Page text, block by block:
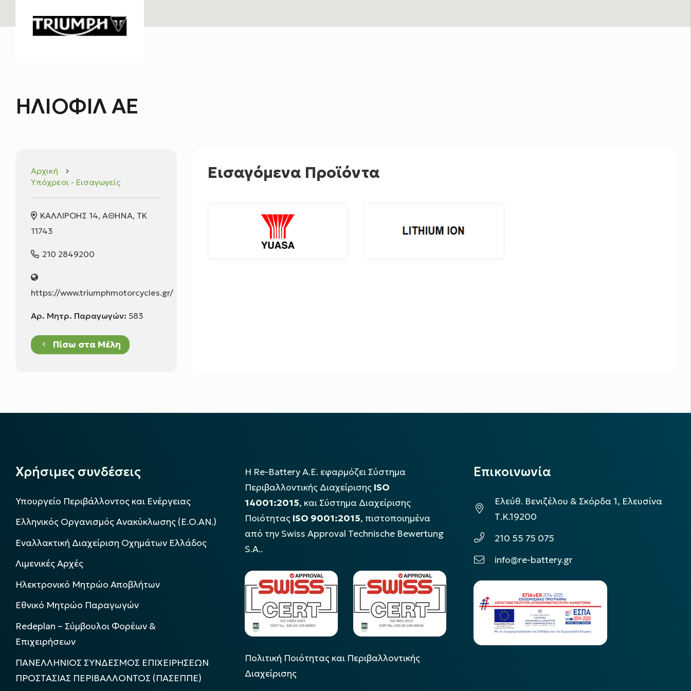
ΗΛΙΟΦΙΛ ΑΕ
Αρχική keyboard_arrow_right
Υπόχρεοι - Εισαγωγείς
ΚΑΛΛΙΡΟΗΣ 14, ΑΘΗΝΑ, ΤΚ
11743
210 2849200
https://www.triumphmotorcycles.gr/
Αρ. Μητρ. Παραγωγών: 583
keyboard_arrow_left Πίσω στα Μέλη
Εισαγόμενα Προϊόντα
Χρήσιμες συνδέσεις
Υπουργείο Περιβάλλοντος και Ενέργειας
Ελληνικός Οργανισμός Ανακύκλωσης (Ε.Ο.ΑΝ.)
Εναλλακτική Διαχείριση Οχημάτων Ελλάδος
Λιμενικές Αρχές
Ηλεκτρονικό Μητρώο Αποβλήτων
Εθνικό Μητρώο Παραγωγών
Redeplan – Σύμβουλοι Φορέων &
Επιχειρήσεων
ΠΑΝΕΛΛΗΝΙΟΣ ΣΥΝΔΕΣΜΟΣ ΕΠΙΧΕΙΡΗΣΕΩΝ
ΠΡΟΣΤΑΣΙΑΣ ΠΕΡΙΒΑΛΛΟΝΤΟΣ (ΠΑΣΕΠΠΕ)
Η Re-Battery Α.Ε. εφαρμόζει Σύστημα
Περιβαλλοντικής Διαχείρισης ISO
14001:2015, και Σύστημα Διαχείρισης
Ποιότητας ISO 9001:2015, πιστοποιημένα
από την Swiss Approval Technische Bewertung
S.A..
Πολιτική Ποιότητας και Περιβαλλοντικής
Διαχείρισης
Επικοινωνία
Ελεύθ. Βενιζέλου & Σκόρδα 1, Ελευσίνα
Τ.Κ.19200
210 55 75 075
info@re-battery.gr